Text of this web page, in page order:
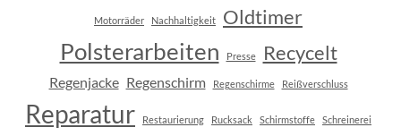
U
R
I
E
U
Motorräder Nachhaltigkeit Oldtimer
Polsterarbeiten Presse Recycelt
Regenjacke Regenschirm Regenschirme Reißverschluss
Reparatur Restaurierung Rucksack Schirmstoffe Schreinerei